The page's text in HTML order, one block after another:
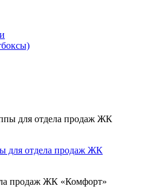
для отдела продаж ЖК
продаж ЖК «Комфорт»